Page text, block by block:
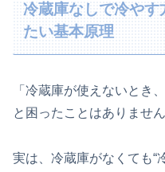
冷蔵庫なしで冷やす
たい基本原理
「冷蔵庫が使えないとき
と困ったことはありません
実は、冷蔵庫がなくても“